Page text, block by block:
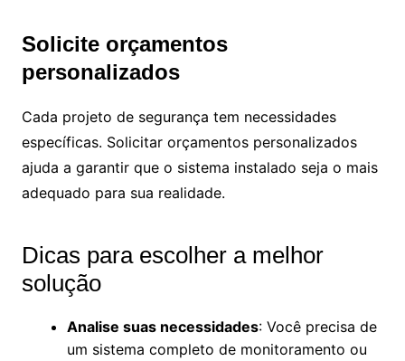
Solicite orçamentos
personalizados
Cada projeto de segurança tem necessidades
específicas. Solicitar orçamentos personalizados
ajuda a garantir que o sistema instalado seja o mais
adequado para sua realidade.
Dicas para escolher a melhor
solução
Analise suas necessidades: Você precisa de
um sistema completo de monitoramento ou